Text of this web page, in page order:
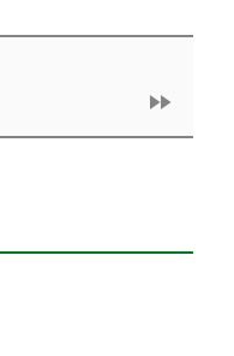
fast_forward